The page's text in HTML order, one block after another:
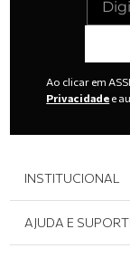
Ao clicar em
Privacidade e
INSTITUCIONAL
Área do Lojista
AJUDA E